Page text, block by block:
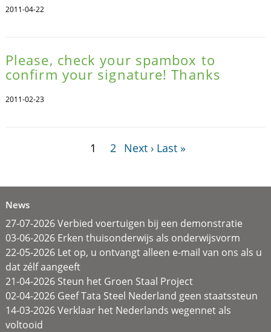
2011-04-22
Please, check your spambox to
confirm your signature! Thanks
2011-02-23
1 2 Next › Last »
News
27-07-2026 Verbied voertuigen bij een demonstratie
03-06-2026 Erken thuisonderwijs als onderwijsvorm
22-05-2026 Let op, u ontvangt alleen e-mail van ons als u
dat zélf aangeeft
21-04-2026 Steun het Groen Staal Project
02-04-2026 Geef Tata Steel Nederland geen staatssteun
14-03-2026 Verklaar het Nederlands wegennet als
voltooid